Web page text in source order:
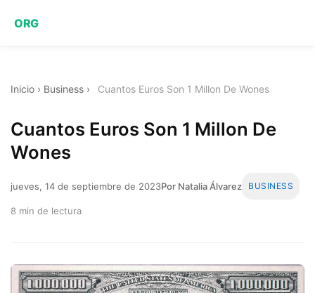
ORG
Inicio › Business › Cuantos Euros Son 1 Millon De Wones
Cuantos Euros Son 1 Millon De
Wones
jueves, 14 de septiembre de 2023Por Natalia Álvarez BUSINESS
8 min de lectura